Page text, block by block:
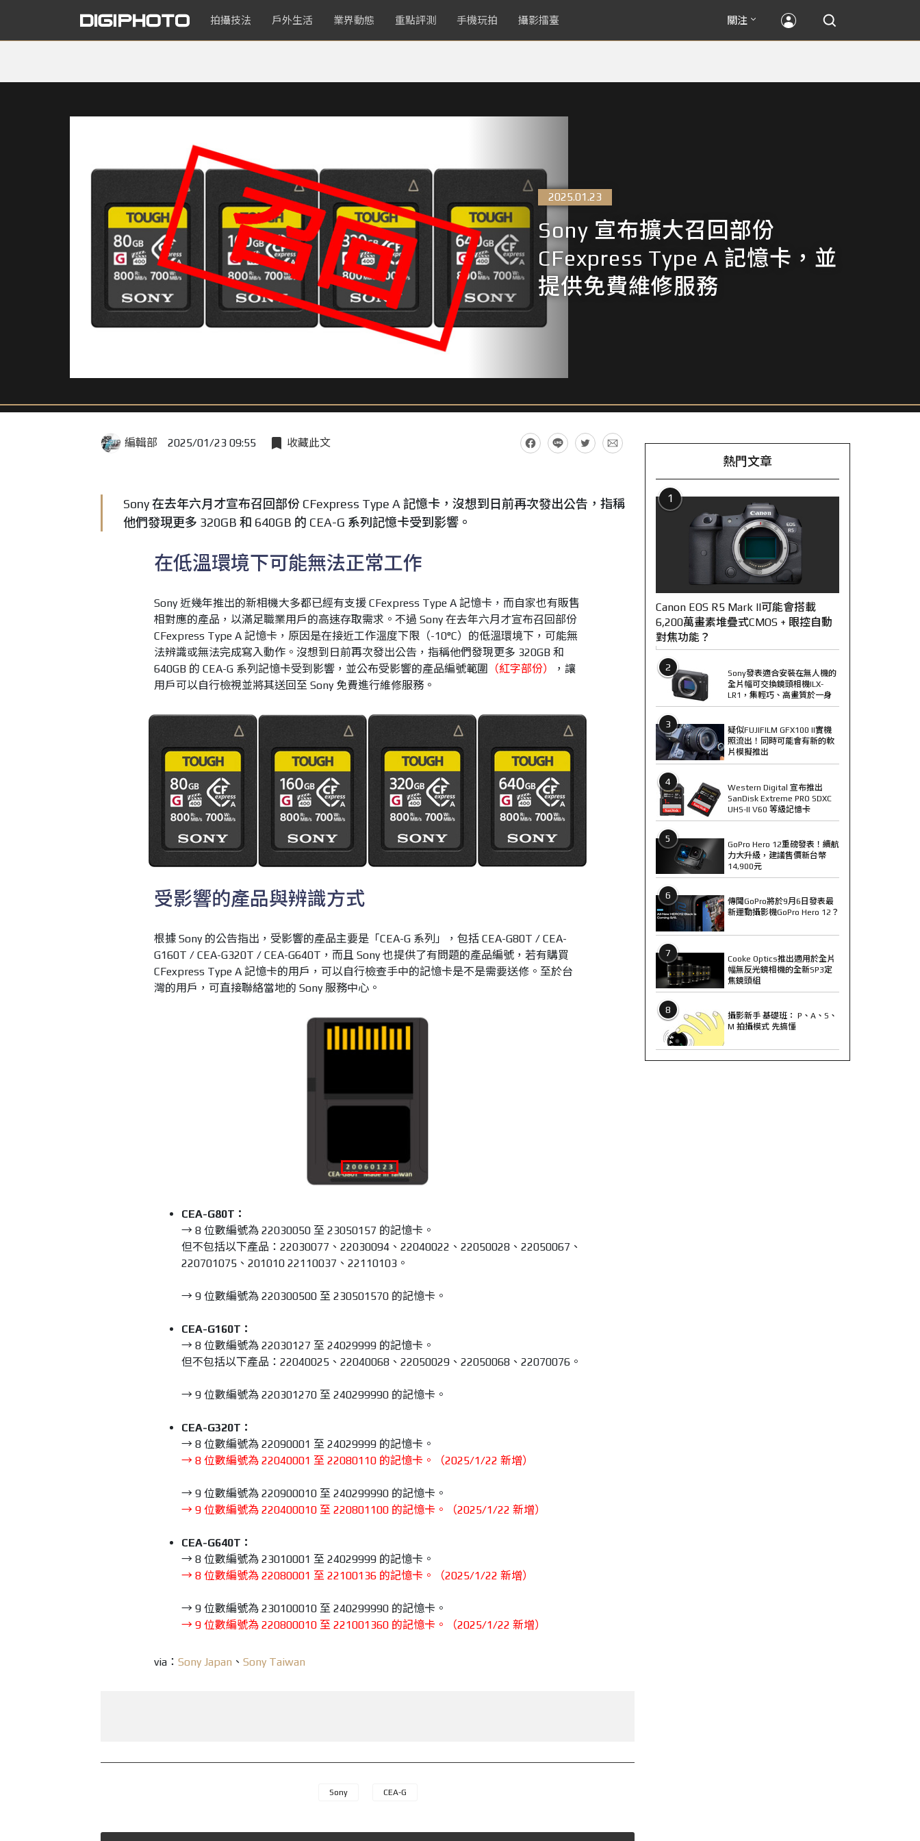
拍攝技法 戶外生活 業界動態 重點評測 手機玩拍 攝影擂臺 關注
2025.01.23
Sony 宣布擴大召回部份
CFexpress Type A 記憶卡，並
提供免費維修服務
編輯部 2025/01/23 09:55 收藏此文
Sony 在去年六月才宣布召回部份 CFexpress Type A 記憶卡，沒想到日前再次發出公告，指稱
他們發現更多 320GB 和 640GB 的 CEA-G 系列記憶卡受到影響。
在低溫環境下可能無法正常工作
Sony 近幾年推出的新相機大多都已經有支援 CFexpress Type A 記憶卡，而自家也有販售
相對應的產品，以滿足職業用戶的高速存取需求。不過 Sony 在去年六月才宣布召回部份
CFexpress Type A 記憶卡，原因是在接近工作溫度下限（-10°C）的低溫環境下，可能無
法辨識或無法完成寫入動作。沒想到日前再次發出公告，指稱他們發現更多 320GB 和
640GB 的 CEA-G 系列記憶卡受到影響，並公布受影響的產品編號範圍 （紅字部份）
，讓
用戶可以自行檢視並將其送回至 Sony 免費進行維修服務。
受影響的產品與辨識方式
根據 Sony 的公告指出，受影響的產品主要是「CEA-G 系列」，包括 CEA-G80T / CEA-
G160T / CEA-G320T / CEA-G640T，而且 Sony 也提供了有問題的產品編號，若有購買
CFexpress Type A 記憶卡的用戶，可以自行檢查手中的記憶卡是不是需要送修。至於台
灣的用戶，可直接聯絡當地的 Sony 服務中心。
CEA-G80T：
→ 8 位數編號為 22030050 至 23050157 的記憶卡。
但不包括以下產品：22030077、22030094、22040022、22050028、22050067、
220701075、201010 22110037、22110103。
→ 9 位數編號為 220300500 至 230501570 的記憶卡。
CEA-G160T：
→ 8 位數編號為 22030127 至 24029999 的記憶卡。
但不包括以下產品：22040025、22040068、22050029、22050068、22070076。
→ 9 位數編號為 220301270 至 240299990 的記憶卡。
CEA-G320T：
→ 8 位數編號為 22090001 至 24029999 的記憶卡。
→ 8 位數編號為 22040001 至 22080110 的記憶卡。（2025/1/22 新增）
→ 9 位數編號為 220900010 至 240299990 的記憶卡。
→ 9 位數編號為 220400010 至 220801100 的記憶卡。（2025/1/22 新增）
CEA-G640T：
→ 8 位數編號為 23010001 至 24029999 的記憶卡。
→ 8 位數編號為 22080001 至 22100136 的記憶卡。（2025/1/22 新增）
→ 9 位數編號為 230100010 至 240299990 的記憶卡。
→ 9 位數編號為 220800010 至 221001360 的記憶卡。（2025/1/22 新增）
via： Sony Japan 、 Sony Taiwan
Sony CEA-G
熱門文章
1
Canon EOS R5 Mark II可能會搭載
6,200萬畫素堆疊式CMOS + 眼控自動
對焦功能？
2
Sony發表適合安裝在無人機的
全片幅可交換鏡頭相機ILX-
LR1，集輕巧、高畫質於一身
3
疑似FUJIFILM GFX100 II實機
照流出！同時可能會有新的軟
片模擬推出
4
Western Digital 宣布推出
SanDisk Extreme PRO SDXC
UHS-II V60 等級記憶卡
5
GoPro Hero 12重磅發表！續航
力大升級，建議售價新台幣
14,900元
6
傳聞GoPro將於9月6日發表最
新運動攝影機GoPro Hero 12？
7
Cooke Optics推出適用於全片
幅無反光鏡相機的全新SP3定
焦鏡頭組
8
攝影新手 基礎班： P、A、S、
M 拍攝模式 先搞懂